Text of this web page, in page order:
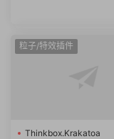
粒子/特效插件
Thinkbox.Krakatoa